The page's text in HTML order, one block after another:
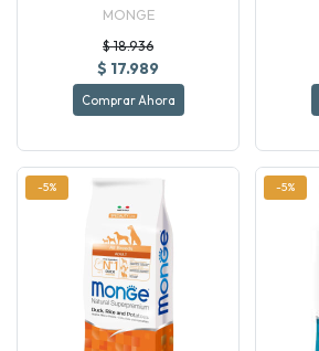
MONGE
$ 18.936
$ 17.989
Comprar Ahora
-5% -5%